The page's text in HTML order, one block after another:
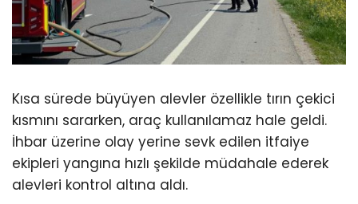
Kısa sürede büyüyen alevler özellikle tırın çekici
kısmını sararken, araç kullanılamaz hale geldi.
İhbar üzerine olay yerine sevk edilen itfaiye
ekipleri yangına hızlı şekilde müdahale ederek
alevleri kontrol altına aldı.